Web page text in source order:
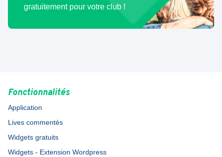
gratuitement pour votre club !
Fonctionnalités
Application
Lives commentés
Widgets gratuits
Widgets - Extension Wordpress